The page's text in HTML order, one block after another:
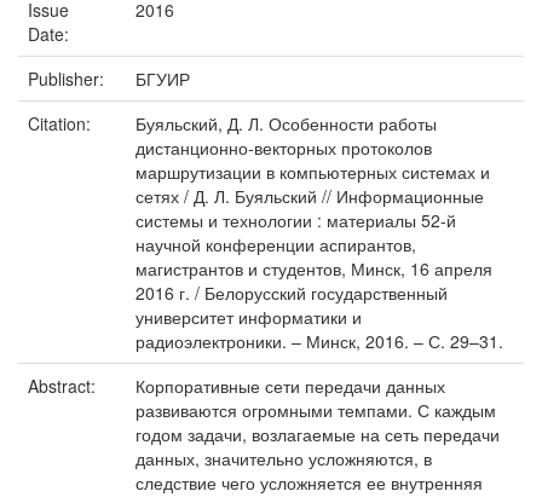
Issue
Date:
2016
Publisher:
БГУИР
Citation:
Буяльский, Д. Л. Особенности работы
дистанционно-векторных протоколов
маршрутизации в компьютерных системах и
сетях / Д. Л. Буяльский // Информационные
системы и технологии : материалы 52-й
научной конференции аспирантов,
магистрантов и студентов, Минск, 16 апреля
2016 г. / Белорусский государственный
университет информатики и
радиоэлектроники. – Минск, 2016. – С. 29–31.
Abstract:
Корпоративные сети передачи данных
развиваются огромными темпами. С каждым
годом задачи, возлагаемые на сеть передачи
данных, значительно усложняются, в
следствие чего усложняется ее внутренняя